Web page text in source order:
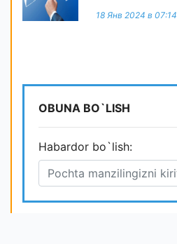
18 Янв 2024 в 07:14
OBUNA BO`LISH
Habardor bo`lish: